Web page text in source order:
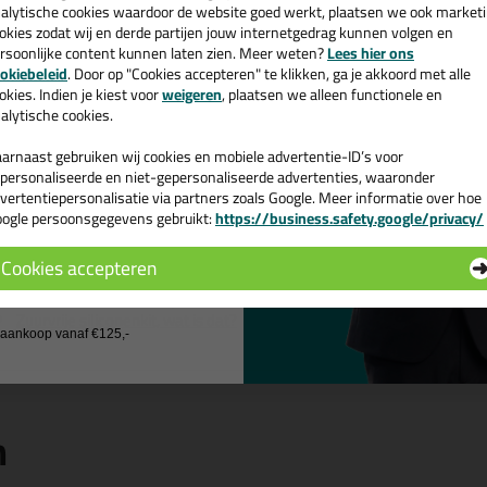
je kit in een specifieke kleur? Gevonden! Deze sanitairkit Ottoseal
toepassingen. Een duurzame en veelzijdige kit welke
met gegarandeerd een topresultaat. Bestel de Ottoseal S100
besteld = morgen in huis.
je meer weten over de toepassing en kenmerken van dit product?
& tricks voor Ottoseal S100 300ml
volgende blogs wordt dit product gebruikt:
De badkamer kitten? Lees hier hoe!
Welke Otto primer heb ik nodig?
Welke soorten kitten zijn er?
Zuurvrije siliconenkit, wat is dat?
cookies waardoor de website goed werkt, plaatsen we ook
zodat wij en derde partijen jouw internetgedrag kunnen volgen en
content kunnen laten zien. Meer weten?Lees hier ons
. Door op "Cookies accepteren" te klikken, ga je akkoord met alle
Indien je kiest voorweigeren, plaatsen we alleen functionele en
cookies.
gebruiken wij cookies en mobiele advertentie-ID’s voor
en niet-gepersonaliseerde advertenties, waaronder
via partners zoals Google. Meer informatie over hoe
persoonsgegevens gebruikt:https://business.safety.google/privacy/
Cookies accepteren
en ontvang een
€35,-bij je eerste bestelling!
de actiecode ›
geen cadeau
vanaf €125,-